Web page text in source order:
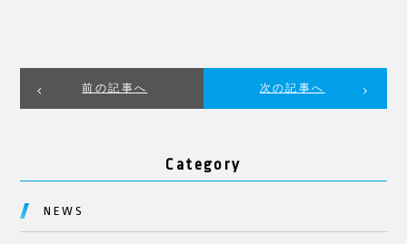
前の記事へ 次の記事へ
Category
NEWS